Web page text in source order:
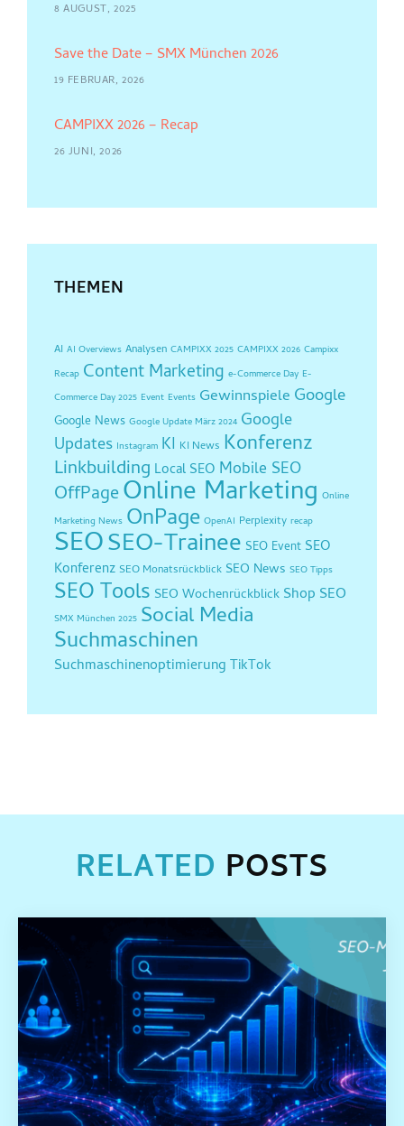
8 AUGUST, 2025
Save the Date – SMX München 2026
19 FEBRUAR, 2026
CAMPIXX 2026 – Recap
26 JUNI, 2026
THEMEN
AI AI Overviews Analysen CAMPIXX 2025 CAMPIXX 2026 Campixx
Recap Content Marketing e-Commerce Day E-
Commerce Day 2025 Event Events Gewinnspiele Google
Google News Google Update März 2024 Google
Updates Instagram KI KI News Konferenz
Linkbuilding Local SEO Mobile SEO
OffPageOnline Marketing Online
Marketing News OnPage OpenAI Perplexity recap
SEOSEO-Trainee SEO Event SEO
Konferenz SEO Monatsrückblick SEO News SEO Tipps
SEO Tools SEO Wochenrückblick Shop SEO
SMX München 2025 Social Media
Suchmaschinen
Suchmaschinenoptimierung TikTok
RELATED POSTS